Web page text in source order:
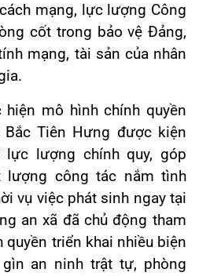
mạng, lực lượng Công
cốt trong bảo vệ Đảng,
mạng, tài sản của nhân
mô hình chính quyền
Bắc Tiên Hưng được kiện
lượng chính quy, góp
lượng công tác nắm tình
vụ việc phát sinh ngay tại
an xã đã chủ động tham
quyền triển khai nhiều biện
an ninh trật tự, phòng